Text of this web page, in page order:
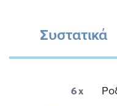
Συστατικά
6x